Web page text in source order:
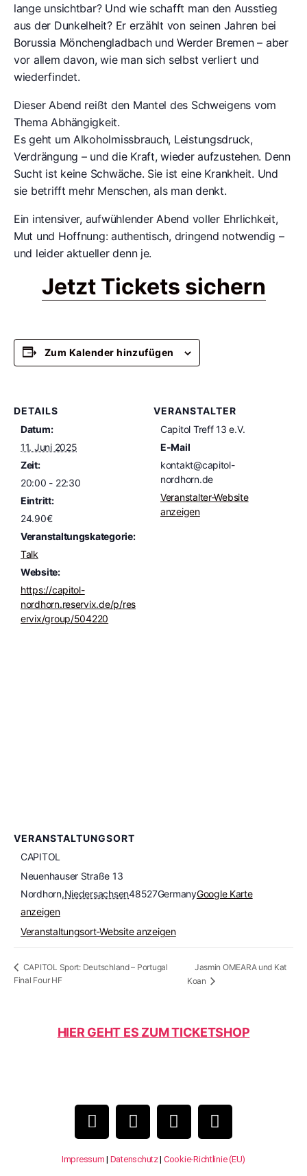
lange unsichtbar? Und wie schafft man den Ausstieg
aus der Dunkelheit? Er erzählt von seinen Jahren bei
Borussia Mönchengladbach und Werder Bremen – aber
vor allem davon, wie man sich selbst verliert und
wiederfindet.
Dieser Abend reißt den Mantel des Schweigens vom
Thema Abhängigkeit.
Es geht um Alkoholmissbrauch, Leistungsdruck,
Verdrängung – und die Kraft, wieder aufzustehen. Denn
Sucht ist keine Schwäche. Sie ist eine Krankheit. Und
sie betrifft mehr Menschen, als man denkt.
Ein intensiver, aufwühlender Abend voller Ehrlichkeit,
Mut und Hoffnung: authentisch, dringend notwendig –
und leider aktueller denn je.
Jetzt Tickets sichern
Zum Kalender hinzufügen
DETAILS
Datum:
11. Juni 2025
Zeit:
20:00 - 22:30
Eintritt:
24.90€
Veranstaltungskategorie:
Talk
Website:
https://capitol-
nordhorn.reservix.de/p/res
ervix/group/504220
VERANSTALTER
Capitol Treff 13 e.V.
E-Mail
kontakt@capitol-
nordhorn.de
Veranstalter-Website
anzeigen
VERANSTALTUNGSORT
CAPITOL
Neuenhauser Straße 13
Nordhorn,Niedersachsen48527GermanyGoogle Karte
anzeigen
Veranstaltungsort-Website anzeigen
CAPITOL Sport: Deutschland – Portugal
Final Four HF
Jasmin OMEARA und Kat
Koan
HIER GEHT ES ZUM TICKETSHOP
Impressum | Datenschutz| Cookie-Richtlinie (EU)